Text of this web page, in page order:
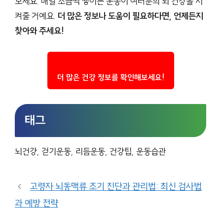
켜줄 거예요. 더 많은 정보나 도움이 필요하다면, 언제든지
찾아와 주세요!
더 많은 건강 정보를 확인해보세요!
태그
뇌건강, 걷기운동, 리듬운동, 건강팁, 운동습관
고령자 뇌동맥류 조기 진단과 관리법: 최신 검사법
과 예방 전략